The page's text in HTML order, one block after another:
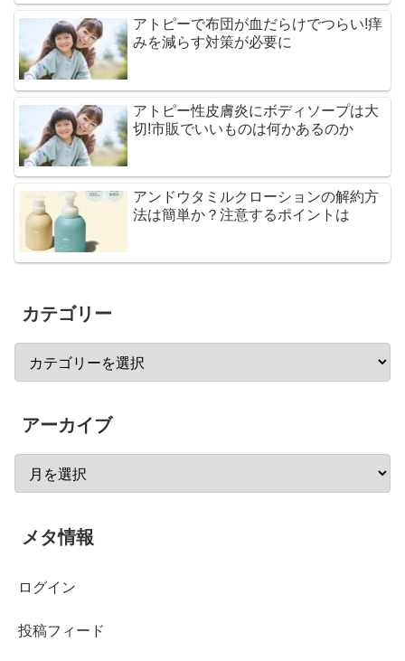
アトピーで布団が血だらけでつらい!痒
みを減らす対策が必要に
アトピー性皮膚炎にボディソープは大
切!市販でいいものは何かあるのか
アンドウタミルクローションの解約方
法は簡単か？注意するポイントは
カテゴリー
アーカイブ
メタ情報
ログイン
投稿フィード